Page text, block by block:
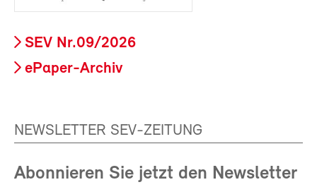
SEV Nr.09/2026
ePaper-Archiv
NEWSLETTER SEV-ZEITUNG
Abonnieren Sie jetzt den Newsletter